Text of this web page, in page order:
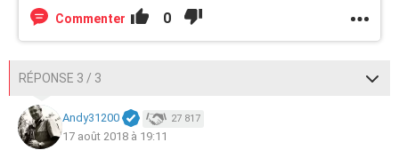
Commenter 0
RÉPONSE 3 / 3
Andy31200 27 817
17 août 2018 à 19:11